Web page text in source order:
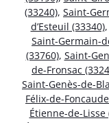
(33240), Saint-
d’Esteuil (33340),
Saint-Germain-
(33760), Saint-
de-Fronsac
Saint-Genès-de-
Félix-de-
Étienne-de-Lisse